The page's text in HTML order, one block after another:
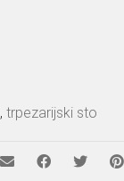
, trpezarijski sto